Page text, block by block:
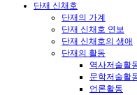
단재 신채호
단재의 가계
단재 신채호 연보
단재 신채호의 생애
단재의 활동
역사저술활
문학저술활
언론활동